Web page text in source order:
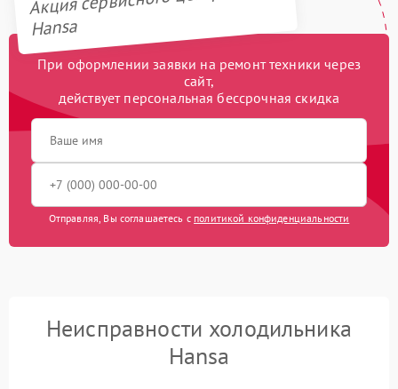
Hansa
При оформлении заявки на ремонт техники через
сайт,
действует персональная бессрочная скидка
Отправляя, Вы соглашаетесь с политикой конфиденциальности
Неисправности холодильника
Hansa